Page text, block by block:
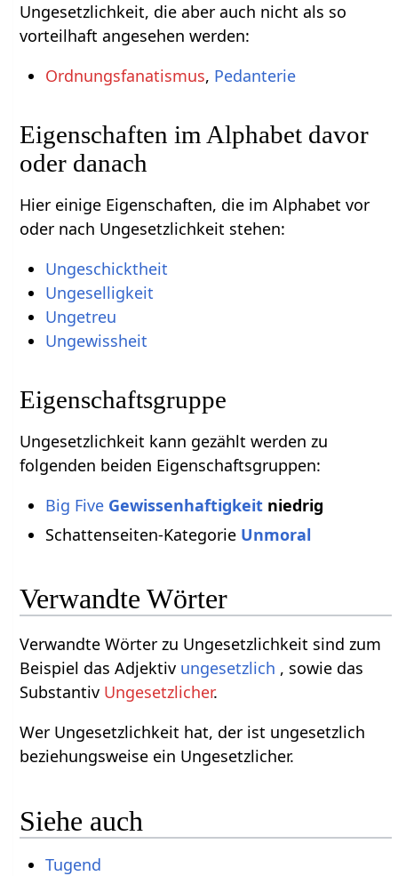
Ungesetzlichkeit, die aber auch nicht als so
vorteilhaft angesehen werden:
Ordnungsfanatismus, Pedanterie
Eigenschaften im Alphabet davor
oder danach
Hier einige Eigenschaften, die im Alphabet vor
oder nach Ungesetzlichkeit stehen:
Ungeschicktheit
Ungeselligkeit
Ungetreu
Ungewissheit
Eigenschaftsgruppe
Ungesetzlichkeit kann gezählt werden zu
folgenden beiden Eigenschaftsgruppen:
Big Five Gewissenhaftigkeitniedrig
Schattenseiten-Kategorie Unmoral
Verwandte Wörter
Verwandte Wörter zu Ungesetzlichkeit sind zum
Beispiel das Adjektiv ungesetzlich , sowie das
Substantiv Ungesetzlicher.
Wer Ungesetzlichkeit hat, der ist ungesetzlich
beziehungsweise ein Ungesetzlicher.
Siehe auch
Tugend